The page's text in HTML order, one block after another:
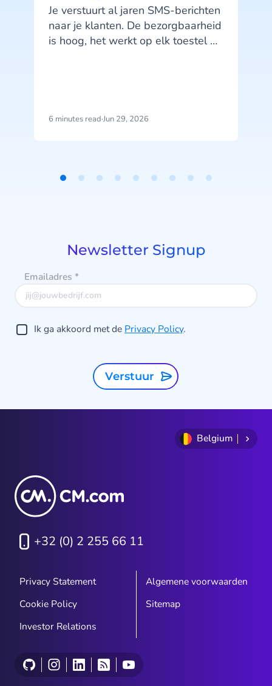
Je verstuurt al jaren SMS-berichten
naar je klanten. De bezorgbaarheid
is hoog, het werkt op elk toestel en
6 minutes read·Jun 29, 2026
Newsletter Signup
Emailadres *
Ik ga akkoord met de Privacy Policy.
Verstuur
Belgium
+32 (0) 2 255 66 11
Privacy Statement
Algemene voorwaarden
Cookie Policy
Sitemap
Investor Relations